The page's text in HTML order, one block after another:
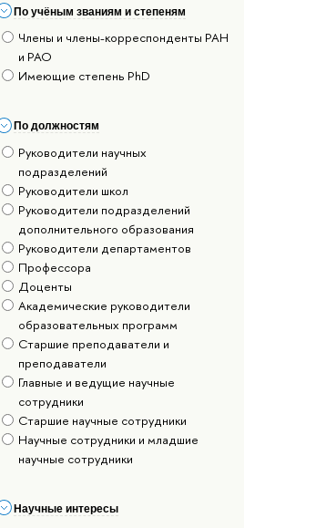
По учёным званиям и степеням
Члены и члены-корреспонденты РАН
и РАО
Имеющие степень PhD
По должностям
Руководители научных
подразделений
Руководители школ
Руководители подразделений
дополнительного образования
Руководители департаментов
Профессора
Доценты
Академические руководители
образовательных программ
Старшие преподаватели и
преподаватели
Главные и ведущие научные
сотрудники
Старшие научные сотрудники
Научные сотрудники и младшие
научные сотрудники
Научные интересы